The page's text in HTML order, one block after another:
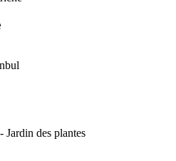
Jardin des plantes